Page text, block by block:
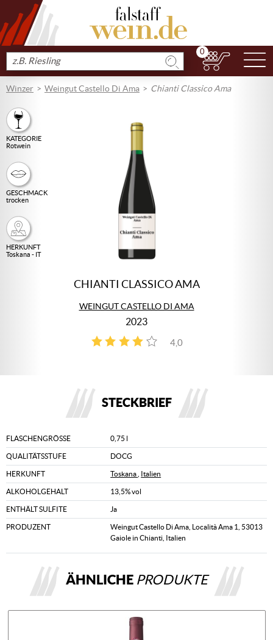
Produkt
suchen
0
Winzer Weingut Castello Di Ama Chianti Classico Ama
KATEGORIE
Rotwein
GESCHMACK
trocken
HERKUNFT
Toskana - IT
CHIANTI CLASSICO AMA
WEINGUT CASTELLO DI AMA
2023
4,0
1
STECKBRIEF
FLASCHENGRÖSSE 0,75 l
QUALITÄTSSTUFE DOCG
HERKUNFT Toskana Italien
ALKOHOLGEHALT 13,5% vol
ENTHÄLT SULFITE Ja
PRODUZENT
Weingut Castello Di Ama, Località Ama 1, 53013
Gaiole in Chianti, Italien
ÄHNLICHE PRODUKTE